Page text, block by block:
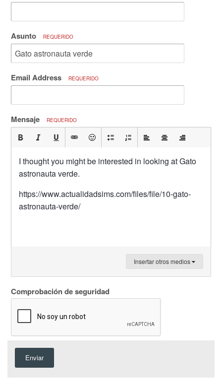
Asunto REQUERIDO
Email Address REQUERIDO
Mensaje REQUERIDO
I thought you might be interested in looking at Gato
astronauta verde.
https://www.actualidadsims.com/files/file/10-gato-
astronauta-verde/
Insertar otros medios
Comprobación de seguridad
Enviar